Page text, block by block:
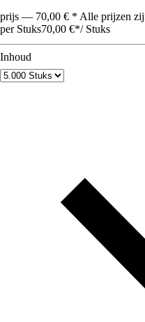
prijs — 70,00 € * Alle prijzen
per Stuks70,00 €*/ Stuks
Inhoud